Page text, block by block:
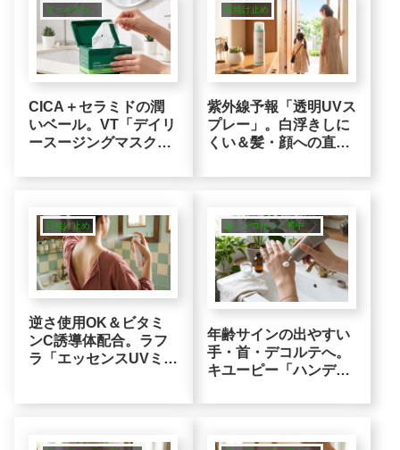
フェイスケア
CICA＋セラミドの潤
いベール。VT「デイリ
ースージングマスク
人の肌に寄り添う整肌
日焼け止め
紫外線予報「透明UVス
プレー」。白浮きしに
くい＆髪・顔への直接
セルin設計ロジック
日焼け止め
逆さ使用OK＆ビタミ
ンC誘導体配合。ラフ
ラ「エッセンスUVミス
年齢サインの出やすい
手・首・デコルテへ。
キユーピー「ハンデコ
ン酸で潤いサポート